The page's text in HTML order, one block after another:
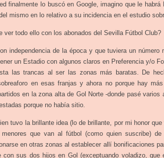
finalmente lo buscó en Google, imagino que le
mismo en lo relativo a su incidencia en el estudio
ver todo ello con los abonados del Sevilla Fútbol Club?
independencia de la época y que tuviera un
un Estadio con algunos claros en Preferencia y/o
las trancas al ser las zonas más baratas. De
en esas franjas y ahora no porque hay
en la zona alta de Gol Norte -donde pasé varios
porque no había sitio.
tuvo la brillante idea (lo de brillante, por mi honor que
menores que van al fútbol (como quien suscribe)
en otras zonas al establecer allí bonificaciones
con sus dos hijos en Gol (exceptuando voladizo, que